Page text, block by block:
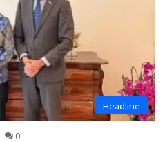
Headline
0